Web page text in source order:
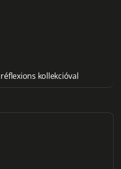
kollekcióval